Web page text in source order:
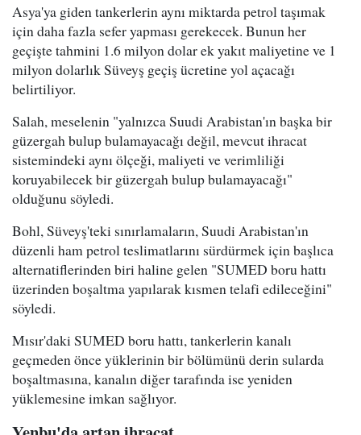
Asya'ya giden tankerlerin aynı miktarda petrol taşımak
için daha fazla sefer yapması gerekecek. Bunun her
geçişte tahmini 1.6 milyon dolar ek yakıt maliyetine ve 1
milyon dolarlık Süveyş geçiş ücretine yol açacağı
belirtiliyor.
Salah, meselenin "yalnızca Suudi Arabistan'ın başka bir
güzergah bulup bulamayacağı değil, mevcut ihracat
sistemindeki aynı ölçeği, maliyeti ve verimliliği
koruyabilecek bir güzergah bulup bulamayacağı"
olduğunu söyledi.
Bohl, Süveyş'teki sınırlamaların, Suudi Arabistan'ın
düzenli ham petrol teslimatlarını sürdürmek için başlıca
alternatiflerinden biri haline gelen "SUMED boru hattı
üzerinden boşaltma yapılarak kısmen telafi edileceğini"
söyledi.
Mısır'daki SUMED boru hattı, tankerlerin kanalı
geçmeden önce yüklerinin bir bölümünü derin sularda
boşaltmasına, kanalın diğer tarafında ise yeniden
yüklemesine imkan sağlıyor.